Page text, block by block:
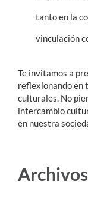
tanto en la
vinculación
Te invitamos a
reflexionando en
culturales. No
intercambio
en nuestra